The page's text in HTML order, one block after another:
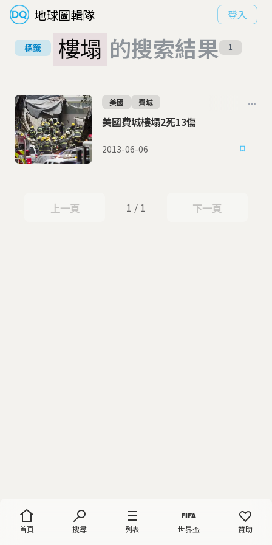
地球圖輯隊 登入
首頁 搜尋 列表 世界盃 贊助
標籤 樓塌 的搜索結果 1
美國費城樓塌2死13傷
美國 費城
2013-06-06
上一頁
上一頁 1 / 1 下一頁
下一頁